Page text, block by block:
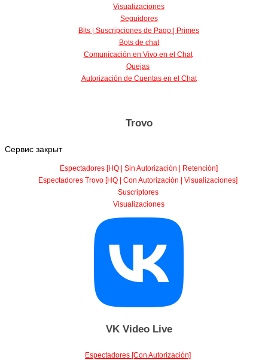
Visualizaciones
Seguidores
Bits | Suscripciones de Pago | Primes
Bots de chat
Comunicación en Vivo en el Chat
Quejas
Autorización de Cuentas en el Chat
Trovo
Сервис закрыт
Espectadores [HQ | Sin Autorización | Retención]
Espectadores Trovo [HQ | Con Autorización | Visualizaciones]
Suscriptores
Visualizaciones
VK Video Live
Espectadores [Con Autorización]